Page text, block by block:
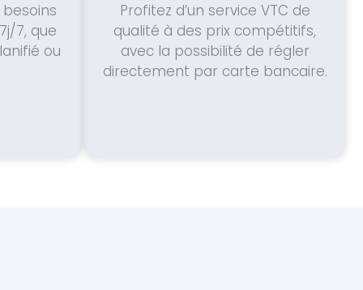
7, que
ou
Profitez d’un service VTC de
qualité à des prix compétitifs,
avec la possibilité de régler
directement par carte bancaire.